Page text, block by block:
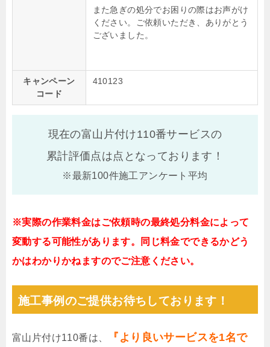
また急ぎの処分でお困りの際はお声がけ
ください。ご依頼いただき、ありがとう
ございました。
キャンペーン
コード
410123
現在の富山片付け110番サービスの
累計評価点は点となっております！
※最新100件施工アンケート平均
※実際の作業料金はご依頼時の最終処分料金によって
変動する可能性があります。同じ料金でできるかどう
かはわかりかねますのでご注意ください。
施工事例のご提供お待ちしております！
富山片付け110番は、
『より良いサービスを1名で